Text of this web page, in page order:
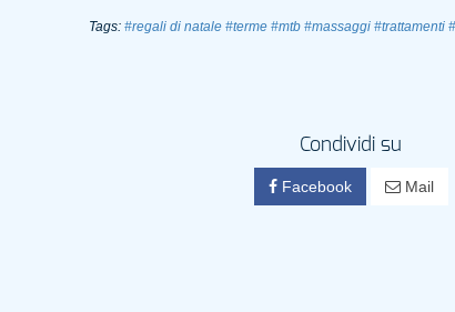
Tags:#regali di natale #terme #mtb #massaggi #trattamenti
Condividi su
Facebook Mail